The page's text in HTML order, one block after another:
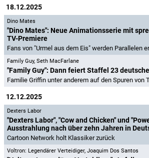
18.12.2025
Dino Mates
"Dino Mates": Neue Animationsserie mit
TV-Premiere
Fans von "Urmel aus dem Eis" werden Parallelen
Family Guy, Seth MacFarlane
"Family Guy": Dann feiert Staffel 23
Familie Griffin unter anderem auf den Spuren von
12.12.2025
Dexters Labor
"Dexters Labor", "Cow and Chicken" und
Ausstrahlung nach über zehn Jahren in
Cartoon Network holt Klassiker zurück
Voltron: Legendärer Verteidiger, Joaquim Dos Santos